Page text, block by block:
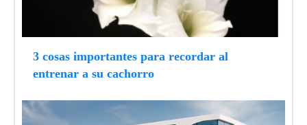
3 cosas importantes para recordar al
entrenar a su cachorro